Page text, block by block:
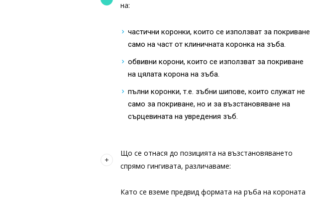
на:
частични коронки, които се използват за покриване
само на част от клиничната коронка на зъба.
обвивни корони, които се използват за покриване
на цялата корона на зъба.
пълни коронки, т.е. зъбни шипове, които служат не
само за покриване, но и за възстановяване на
сърцевината на увредения зъб.
Що се отнася до позицията на възстановяването
спрямо гингивата, различаваме:
Като се вземе предвид формата на ръба на короната